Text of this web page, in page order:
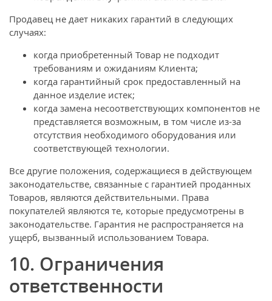
Продавец не дает никаких гарантий в следующих
случаях:
когда приобретенный Товар не подходит
требованиям и ожиданиям Клиента;
когда гарантийный срок предоставленный на
данное изделие истек;
когда замена несоответствующих компонентов не
представляется возможным, в том числе из-за
отсутствия необходимого оборудования или
соответствующей технологии.
Все другие положения, содержащиеся в действующем
законодательстве, связанные с гарантией проданных
Товаров, являются действительными. Права
покупателей являются те, которые предусмотрены в
законодательстве. Гарантия не распространяется на
ущерб, вызванный использованием Товара.
10. Ограничения
ответственности